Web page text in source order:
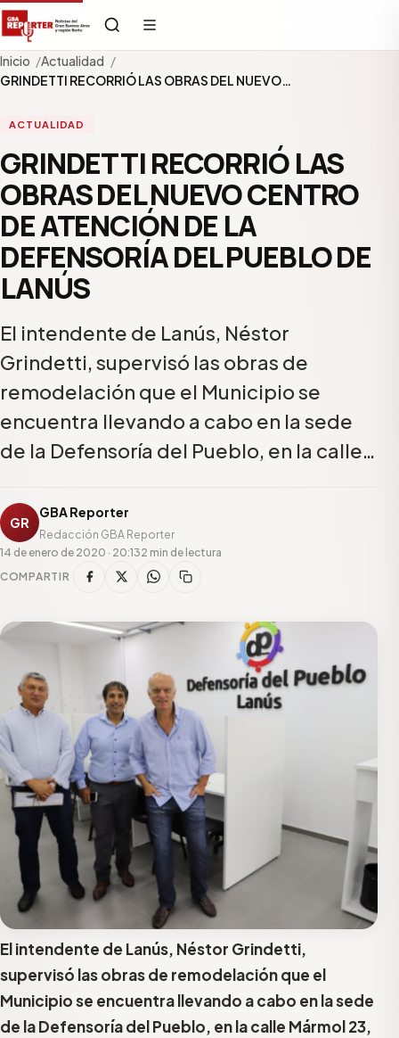
Inicio
Actualidad
GRINDETTI RECORRIÓ LAS OBRAS DEL NUEVO…
ACTUALIDAD
GRINDETTI RECORRIÓ LAS
OBRAS DEL NUEVO CENTRO
DE ATENCIÓN DE LA
DEFENSORÍA DEL PUEBLO DE
LANÚS
El intendente de Lanús, Néstor
Grindetti, supervisó las obras de
remodelación que el Municipio se
encuentra llevando a cabo en la sede
de la Defensoría del Pueblo, en la calle…
GR
GBA Reporter
Redacción GBA Reporter
14 de enero de 2020 · 20:132 min de lectura
COMPARTIR
El intendente de Lanús, Néstor Grindetti,
supervisó las obras de remodelación que el
Municipio se encuentra llevando a cabo en la sede
de la Defensoría del Pueblo, en la calle Mármol 23,